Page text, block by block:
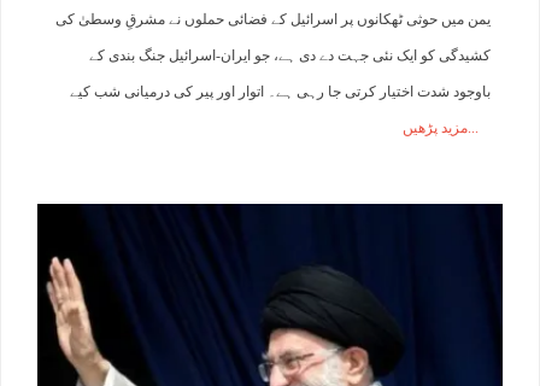
یمن میں حوثی ٹھکانوں پر اسرائیل کے فضائی حملوں نے مشرقِ وسطیٰ کی
کشیدگی کو ایک نئی جہت دے دی ہے، جو ایران-اسرائیل جنگ بندی کے
باوجود شدت اختیار کرتی جا رہی ہے۔ اتوار اور پیر کی درمیانی شب کیے
مزید پڑھیں